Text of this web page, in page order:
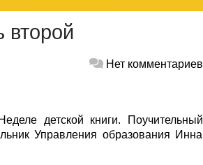
второй
Нет комментариев
детской книги. Поучительный
Управления образования Инна